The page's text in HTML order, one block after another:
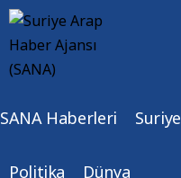
SANA Haberleri Suriye
Politika Dünya